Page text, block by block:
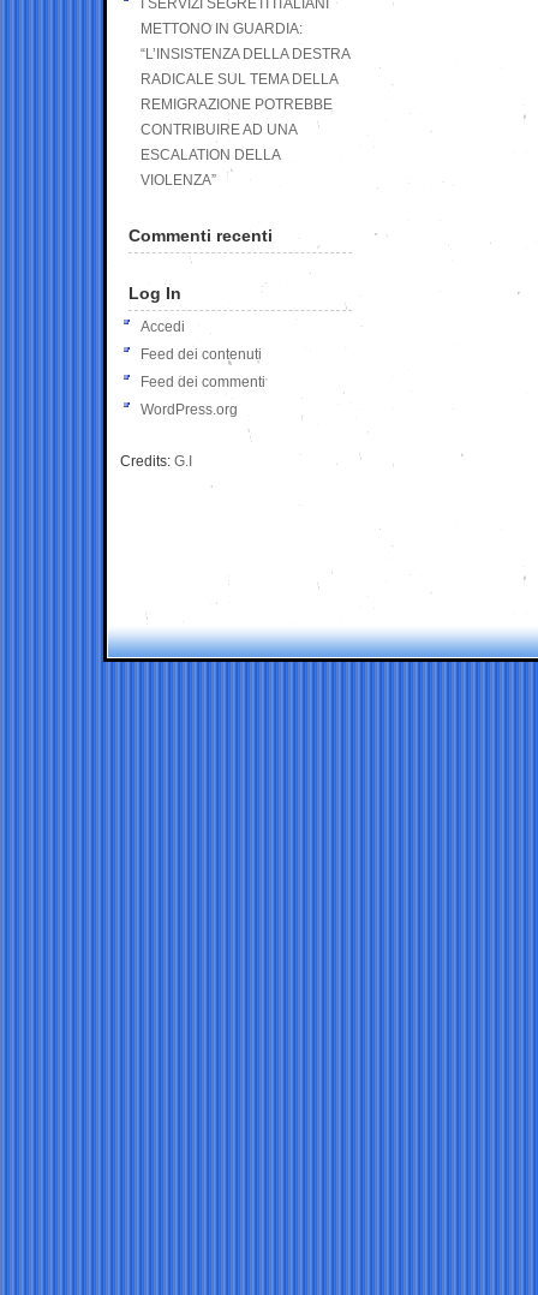
I SERVIZI SEGRETI ITALIANI
METTONO IN GUARDIA:
“L’INSISTENZA DELLA DESTRA
RADICALE SUL TEMA DELLA
REMIGRAZIONE POTREBBE
CONTRIBUIRE AD UNA
ESCALATION DELLA
VIOLENZA”
Commenti recenti
Log In
Accedi
Feed dei contenuti
Feed dei commenti
WordPress.org
Credits: G.I